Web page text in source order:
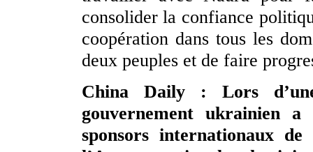
consolider la confiance
coopération dans tous les
deux peuples et de faire
China Daily : Lors
gouvernement ukrainien
sponsors internationaux